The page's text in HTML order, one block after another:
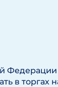
Федерации
в